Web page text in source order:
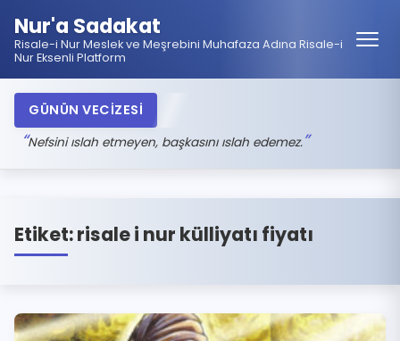
Nur'a Sadakat
Risale-i Nur Meslek ve Meşrebini Muhafaza Adına Risale-i
Nur Eksenli Platform
GÜNÜN VECİZESİ
Nefsini ıslah etmeyen, başkasını ıslah edemez.
Etiket:risale i nur külliyatı fiyatı